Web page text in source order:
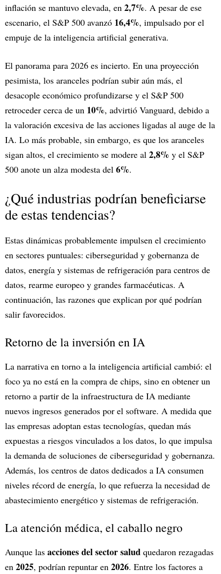
inflación se mantuvo elevada, en 2,7%. A pesar de ese
escenario, el S&P 500 avanzó 16,4%, impulsado por el
empuje de la inteligencia artificial generativa.
El panorama para 2026 es incierto. En una proyección
pesimista, los aranceles podrían subir aún más, el
desacople económico profundizarse y el S&P 500
retroceder cerca de un 10%, advirtió Vanguard, debido a
la valoración excesiva de las acciones ligadas al auge de la
IA. Lo más probable, sin embargo, es que los aranceles
sigan altos, el crecimiento se modere al 2,8% y el S&P
500 anote un alza modesta del 6%.
¿Qué industrias podrían beneficiarse
de estas tendencias?
Estas dinámicas probablemente impulsen el crecimiento
en sectores puntuales: ciberseguridad y gobernanza de
datos, energía y sistemas de refrigeración para centros de
datos, rearme europeo y grandes farmacéuticas. A
continuación, las razones que explican por qué podrían
salir favorecidos.
Retorno de la inversión en IA
La narrativa en torno a la inteligencia artificial cambió: el
foco ya no está en la compra de chips, sino en obtener un
retorno a partir de la infraestructura de IA mediante
nuevos ingresos generados por el software. A medida que
las empresas adoptan estas tecnologías, quedan más
expuestas a riesgos vinculados a los datos, lo que impulsa
la demanda de soluciones de ciberseguridad y gobernanza.
Además, los centros de datos dedicados a IA consumen
niveles récord de energía, lo que refuerza la necesidad de
abastecimiento energético y sistemas de refrigeración.
La atención médica, el caballo negro
Aunque las acciones del sector salud quedaron rezagadas
en 2025, podrían repuntar en 2026. Entre los factores a